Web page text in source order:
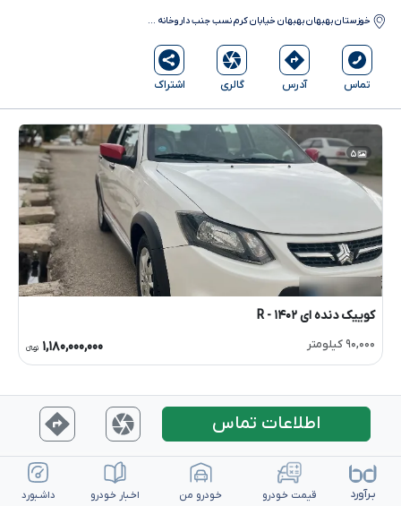
خوزستانبهبهانبهبهان خیابان کرم نسب جنب داروخانه ...
تماس آدرس گالری اشتراک
۵
کوییک دنده ای R- ۱۴۰۲
۹۰,۰۰۰ کیلومتر ۱,۱۸۰,۰۰۰,۰۰۰ تومانءءء
اطلاعات تماس
بـرآورد قیمت خـودرو خـودرو من اخـبار خـودرو داشـبورد